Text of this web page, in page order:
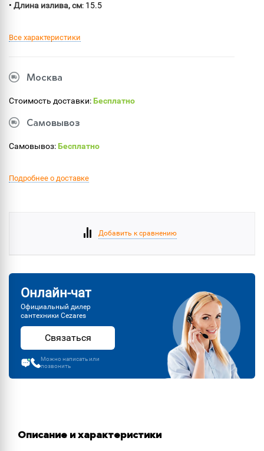
• Длина излива, см: 15.5
Все характеристики
Москва
Стоимость доставки:Бесплатно
Самовывоз
Самовывоз:Бесплатно
Подробнее о доставке
Добавить к сравнению
Онлайн-чат
Официальный дилер
сантехники Cezares
Связаться
Можно написать или
позвонить
Описание и характеристики